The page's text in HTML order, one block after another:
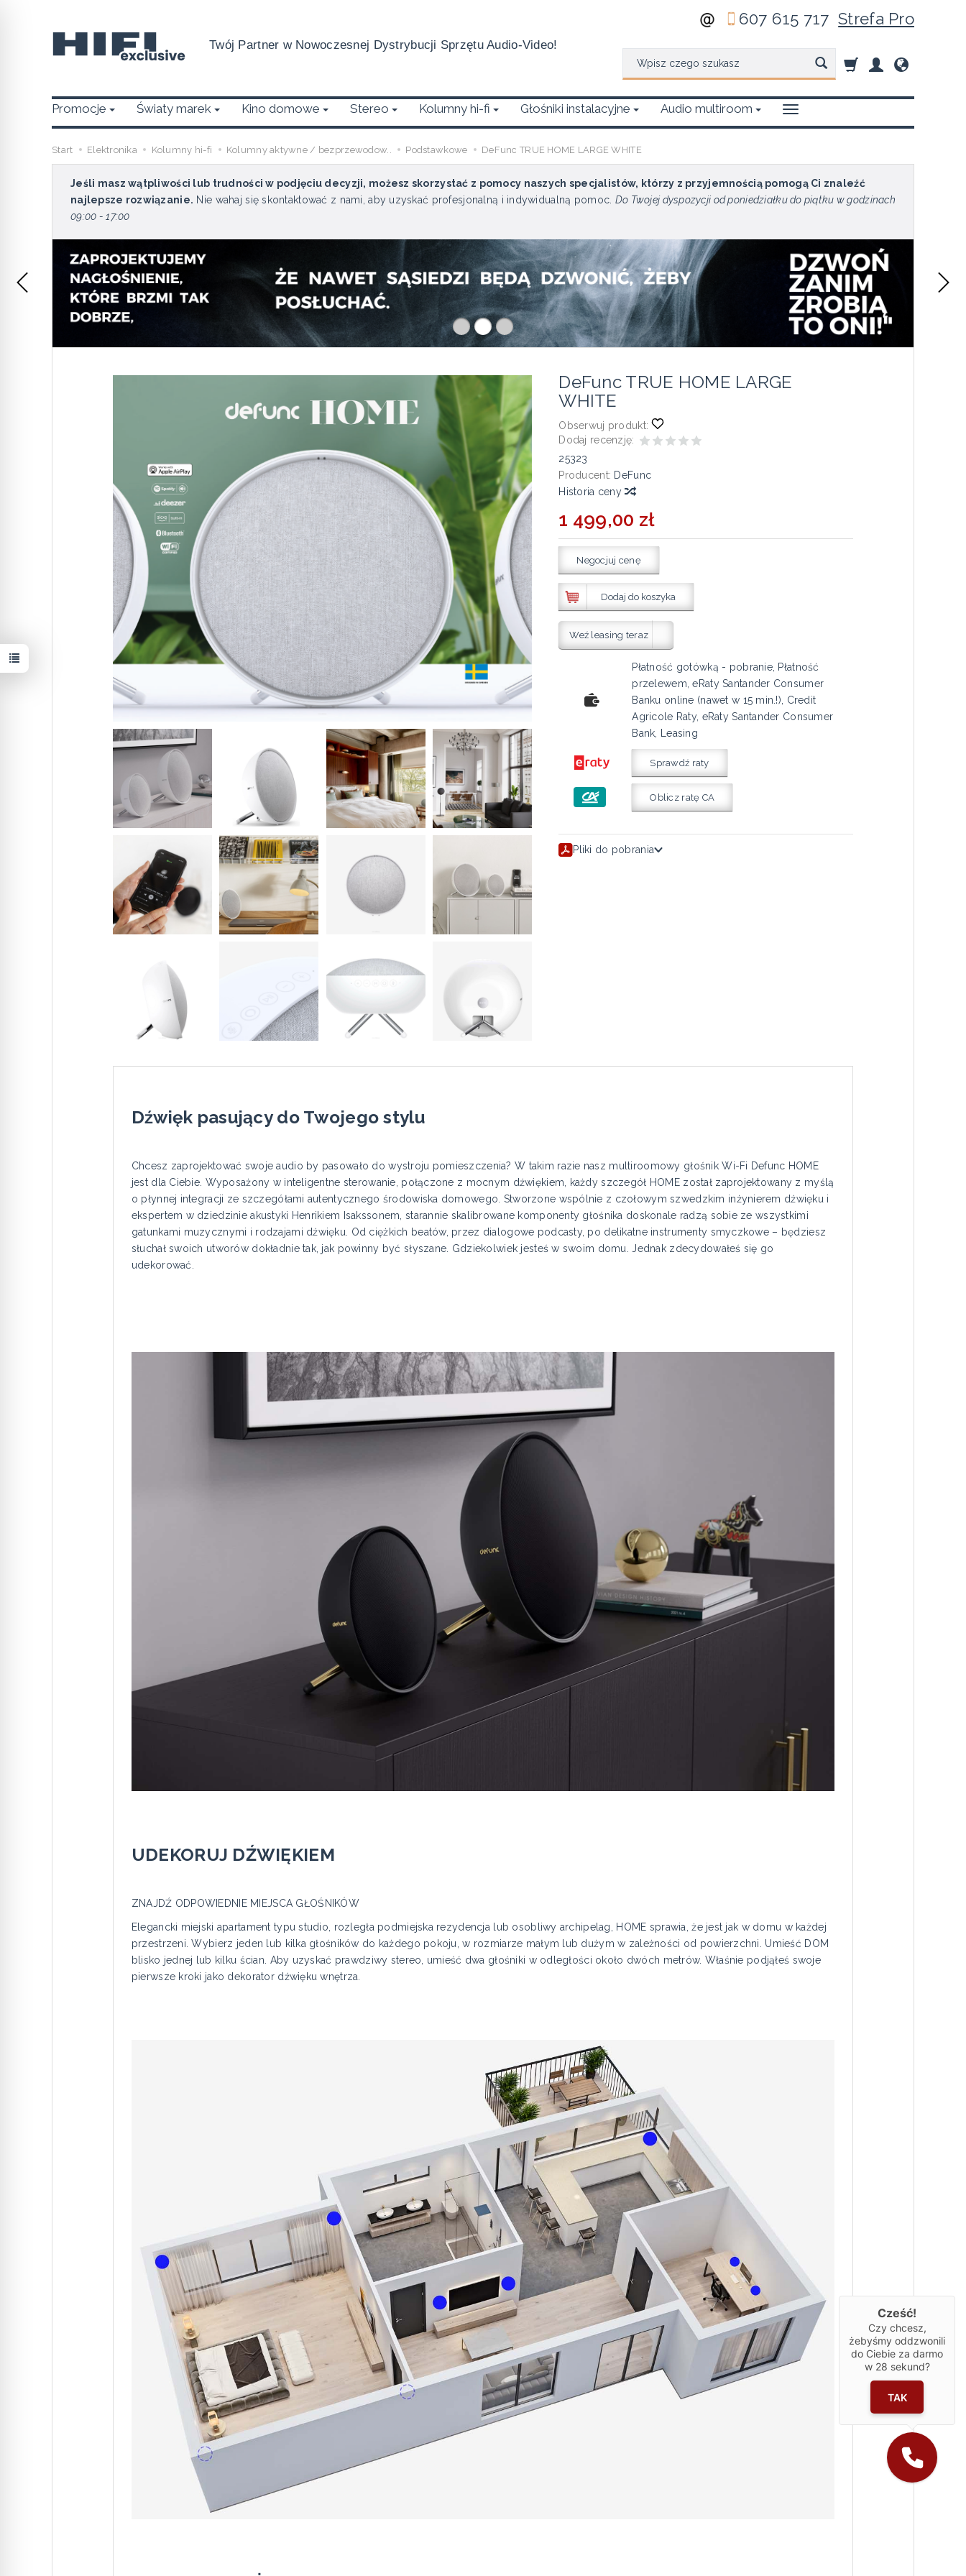
Twój Partner w Nowoczesnej Dystrybucji Sprzętu Audio-Video!
607 615 717Strefa Pro
Promocje Światy marek Kino domowe Stereo Kolumny hi-fi Głośniki instalacyjne Audio multiroom
Start Elektronika Kolumny hi-fi Kolumny aktywne / bezprzewodow.. Podstawkowe DeFunc TRUE HOME LARGE WHITE
Jeśli masz wątpliwości lub trudności w podjęciu decyzji, możesz skorzystać z pomocy naszych specjalistów, którzy z przyjemnością pomogą Ci znaleźć
najlepsze rozwiązanie. Nie wahaj się skontaktować z nami, aby uzyskać profesjonalną i indywidualną pomoc. Do Twojej dyspozycji od poniedziałku do piątku w godzinach
09:00 - 17:00
DeFunc TRUE HOME LARGE
WHITE
Obserwuj produkt:
Dodaj recenzję:
25323
Producent: DeFunc
Historia ceny
1 499,00 zł
Negocjuj cenę
Dodaj do koszyka
Weź leasing teraz
Płatność gotówką - pobranie, Płatność
przelewem, eRaty Santander Consumer
Banku online (nawet w 15 min.!), Credit
Agricole Raty, eRaty Santander Consumer
Bank, Leasing
Sprawdź raty
Oblicz ratę CA
Pliki do pobrania
Dźwięk pasujący do Twojego stylu
Chcesz zaprojektować swoje audio by pasowało do wystroju pomieszczenia? W takim razie nasz multiroomowy głośnik Wi-Fi Defunc HOME
jest dla Ciebie. Wyposażony w inteligentne sterowanie, połączone z mocnym dźwiękiem, każdy szczegół HOME został zaprojektowany z myślą
o płynnej integracji ze szczegółami autentycznego środowiska domowego. Stworzone wspólnie z czołowym szwedzkim inżynierem dźwięku i
ekspertem w dziedzinie akustyki Henrikiem Isakssonem, starannie skalibrowane komponenty głośnika doskonale radzą sobie ze wszystkimi
gatunkami muzycznymi i rodzajami dźwięku. Od ciężkich beatów, przez dialogowe podcasty, po delikatne instrumenty smyczkowe – będziesz
słuchał swoich utworów dokładnie tak, jak powinny być słyszane. Gdziekolwiek jesteś w swoim domu. Jednak zdecydowałeś się go
udekorować.
UDEKORUJ DŹWIĘKIEM
ZNAJDŹ ODPOWIEDNIE MIEJSCA GŁOŚNIKÓW
Elegancki miejski apartament typu studio, rozległa podmiejska rezydencja lub osobliwy archipelag, HOME sprawia, że jest jak w domu w każdej
przestrzeni. Wybierz jeden lub kilka głośników do każdego pokoju, w rozmiarze małym lub dużym w zależności od powierzchni. Umieść DOM
blisko jednej lub kilku ścian. Aby uzyskać prawdziwy stereo, umieść dwa głośniki w odległości około dwóch metrów. Właśnie podjąłeś swoje
pierwsze kroki jako dekorator dźwięku wnętrza.
Cześć!
Czy chcesz,
żebyśmy oddzwonili
do Ciebie za darmo
w 28 sekund?
TAK